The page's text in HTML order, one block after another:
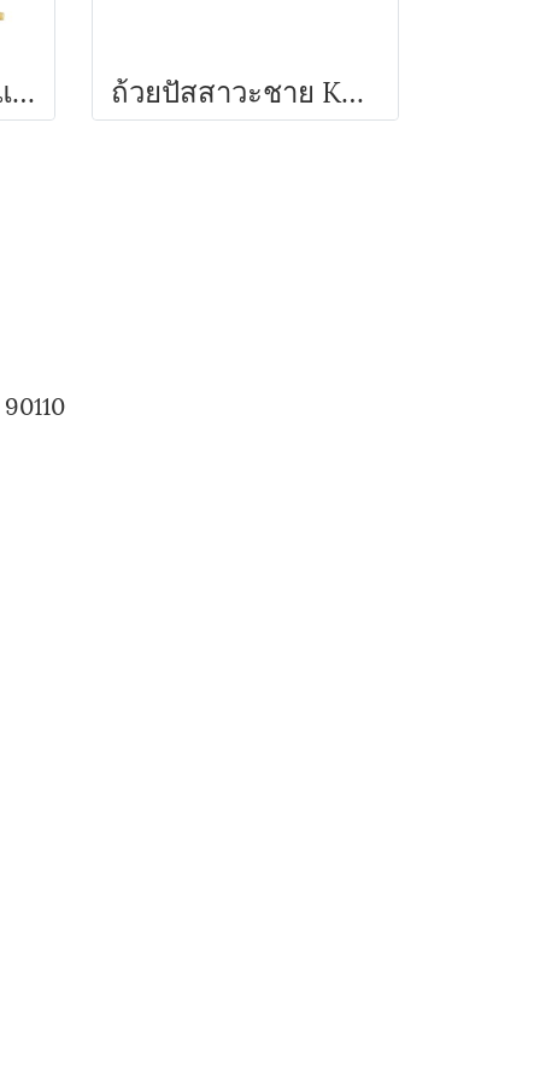
สะดืออ่างล้างหน้า แบบเยอรมัน KNACK ถ้วยปัสสาวะชาย KNACK